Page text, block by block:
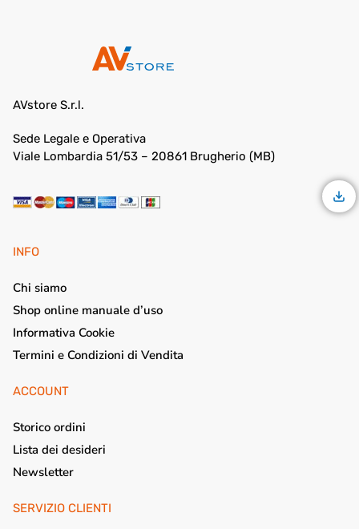
AVstore S.r.l.
Sede Legale e Operativa
Viale Lombardia 51/53 – 20861 Brugherio (MB)
INFO
Chi siamo
Shop online manuale d’uso
Informativa Cookie
Termini e Condizioni di Vendita
ACCOUNT
Storico ordini
Lista dei desideri
Newsletter
SERVIZIO CLIENTI